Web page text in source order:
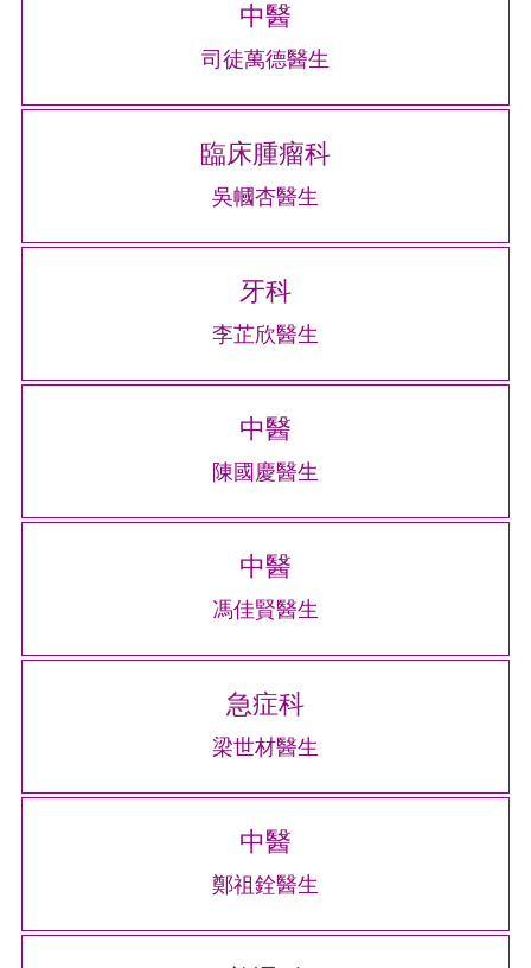
中醫
司徒萬德醫生
臨床腫瘤科
吳幗杏醫生
牙科
李芷欣醫生
中醫
陳國慶醫生
中醫
馮佳賢醫生
急症科
梁世材醫生
中醫
鄭祖銓醫生